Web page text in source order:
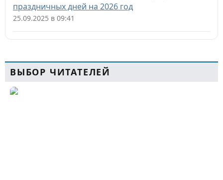
праздничных дней на 2026 год
25.09.2025 в 09:41
ВЫБОР ЧИТАТЕЛЕЙ